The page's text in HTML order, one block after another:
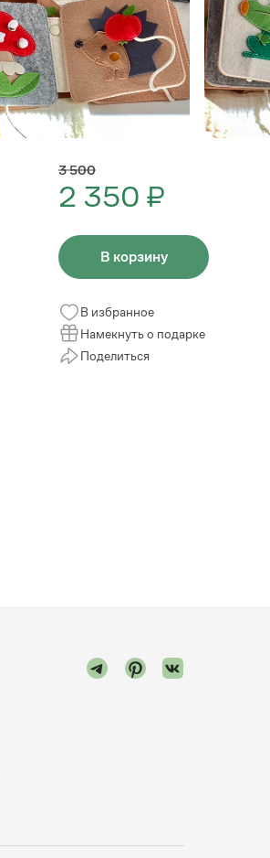
3 500
2 350 ₽
В корзину
В избранное
Намекнуть о подарке
Поделиться